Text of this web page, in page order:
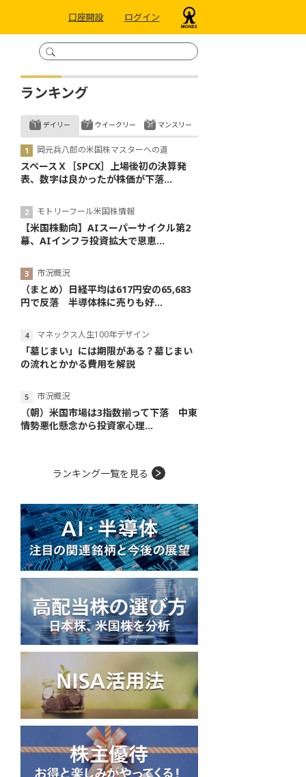
口座開設 ログイン
ランキング
デイリー
岡元兵八郎の米国株マスターへの道
スペースＸ［SPCX］上場後初の決算発
表、数字は良かったが株価が下落...
モトリーフール米国株情報
【米国株動向】AIスーパーサイクル第2
幕、AIインフラ投資拡大で恩恵...
市況概況
（まとめ）日経平均は617円安の65,683
円で反落 半導体株に売りも好...
マネックス人生100年デザイン
「墓じまい」には期限がある？墓じまい
の流れとかかる費用を解説
市況概況
（朝）米国市場は3指数揃って下落 中東
情勢悪化懸念から投資家心理...
ウイークリー マンスリー
ランキング一覧を見る